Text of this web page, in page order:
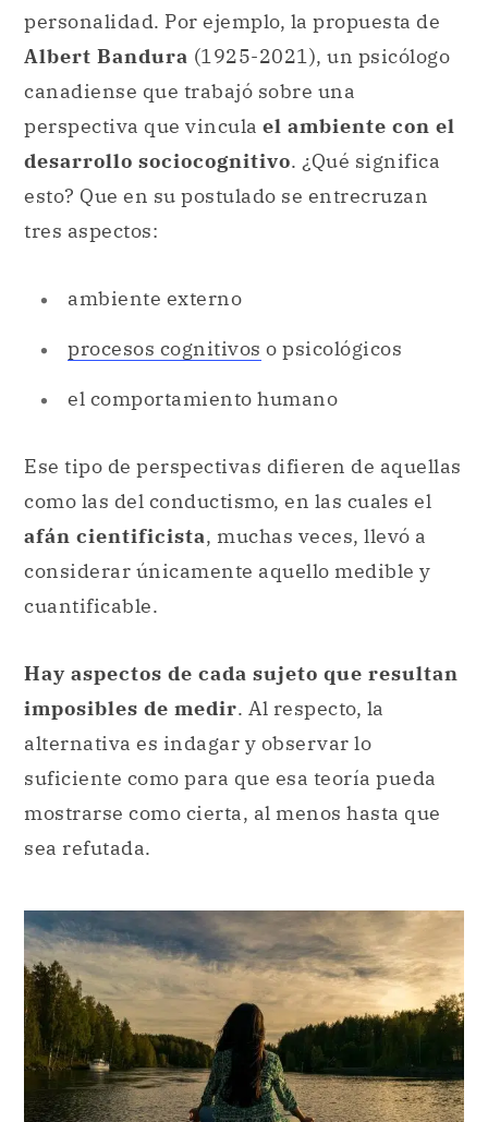
personalidad. Por ejemplo, la propuesta de
Albert Bandura (1925-2021), un psicólogo
canadiense que trabajó sobre una
perspectiva que vincula el ambiente con el
desarrollo sociocognitivo. ¿Qué significa
esto? Que en su postulado se entrecruzan
tres aspectos:
ambiente externo
procesos cognitivos o psicológicos
el comportamiento humano
Ese tipo de perspectivas difieren de aquellas
como las del conductismo, en las cuales el
afán cientificista, muchas veces, llevó a
considerar únicamente aquello medible y
cuantificable.
Hay aspectos de cada sujeto que resultan
imposibles de medir. Al respecto, la
alternativa es indagar y observar lo
suficiente como para que esa teoría pueda
mostrarse como cierta, al menos hasta que
sea refutada.